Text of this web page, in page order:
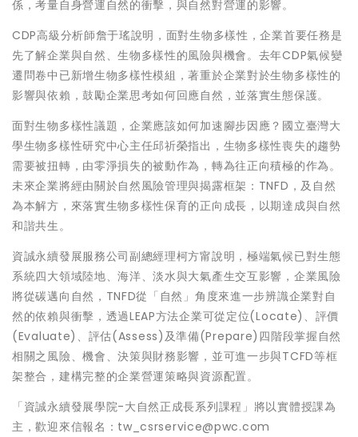
係，考量自身營運自然的衝擊，與自然對營運的影響。
CDP高級分析師詹于瑤說明，面對生物多樣性，企業首要任務是
先了解企業與自然、生物多樣性的風險與機會。去年CDP氣候變
遷問卷中已新增生物多樣性模組，著重於企業對於生物多樣性的
影響與依賴，鼓勵企業思考如何回應自然，並落實生態保護。
面對生物多樣性議題，企業應該如何加速腳步因應？國立臺灣大
學生物多樣性研究中心主任邱祈榮指出，生物多樣性喪失的趨勢
需要被扭轉，由零淨損失的被動作為，轉為往正向積極的作為。
未來企業將經由關於自然風險管理與揭露框架：TNFD，及自然
為本解方，來落實生物多樣性保育的正向成長，以期達成與自然
和諧共生。
資誠永續發展服務公司副總經理柯方甯說明，極端氣候已對生態
系統四大領域陸地、海洋、淡水與大氣產生交互影響，企業風險
將從碳邁向自然，TNFD從「自然」角度來進一步辨識企業對自
然的依賴與衝擊，透過LEAP方法企業可從定位(Locate)、評價
(Evaluate)、評估(Assess)及準備(Prepare)四階段掌握自然
相關之風險、機會、決策與財務影響，並可進一步與TCFD等框
架整合，建構完整的企業營運策略與資源配置。
「資誠永續發展學院-大自然正成長系列課程」將以實體授課為
主，歡迎來信報名：tw_csrservice@pwc.com